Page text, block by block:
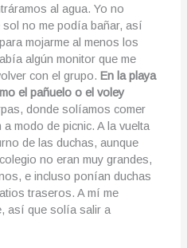
al agua. Yo no
no me podía bañar, así
mojarme al menos los
algún monitor que me
con el grupo. En la playa
el pañuelo o el voley
donde solíamos comer
modo de picnic. A la vuelta
de las duchas, aunque
no eran muy grandes,
e incluso ponían duchas
traseros. A mí me
así que solía salir a